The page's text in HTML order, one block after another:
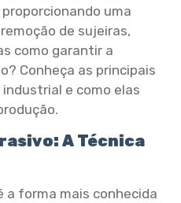
uma
de sujeiras,
como garantir a
Conheça as principais
e como elas
A Técnica
a forma mais conhecida